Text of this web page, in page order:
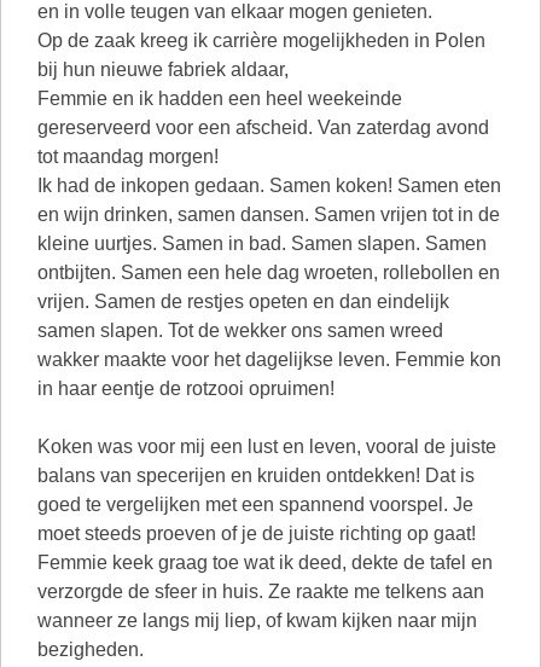
en in volle teugen van elkaar mogen genieten.
Op de zaak kreeg ik carrière mogelijkheden in Polen
bij hun nieuwe fabriek aldaar,
Femmie en ik hadden een heel weekeinde
gereserveerd voor een afscheid. Van zaterdag avond
tot maandag morgen!
Ik had de inkopen gedaan. Samen koken! Samen eten
en wijn drinken, samen dansen. Samen vrijen tot in de
kleine uurtjes. Samen in bad. Samen slapen. Samen
ontbijten. Samen een hele dag wroeten, rollebollen en
vrijen. Samen de restjes opeten en dan eindelijk
samen slapen. Tot de wekker ons samen wreed
wakker maakte voor het dagelijkse leven. Femmie kon
in haar eentje de rotzooi opruimen!
Koken was voor mij een lust en leven, vooral de juiste
balans van specerijen en kruiden ontdekken! Dat is
goed te vergelijken met een spannend voorspel. Je
moet steeds proeven of je de juiste richting op gaat!
Femmie keek graag toe wat ik deed, dekte de tafel en
verzorgde de sfeer in huis. Ze raakte me telkens aan
wanneer ze langs mij liep, of kwam kijken naar mijn
bezigheden.